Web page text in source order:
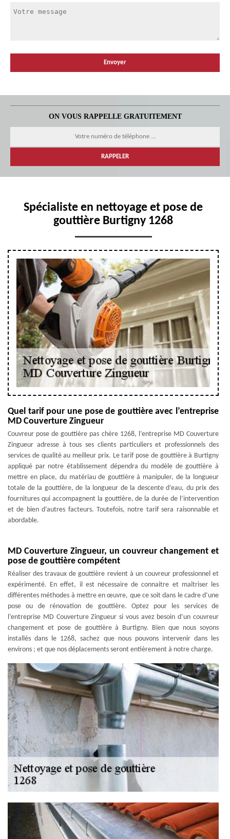
ON VOUS RAPPELLE GRATUITEMENT
Spécialiste en nettoyage et pose de
gouttière Burtigny 1268
Quel tarif pour une pose de gouttière avec l’entreprise
MD Couverture Zingueur
Couvreur pose de gouttière pas chère 1268, l’entreprise MD Couverture
Zingueur adresse à tous ses clients particuliers et professionnels des
services de qualité au meilleur prix. Le tarif pose de gouttière à Burtigny
appliqué par notre établissement dépendra du modèle de gouttière à
mettre en place, du matériau de gouttière à manipuler, de la longueur
totale de la gouttière, de la longueur de la descente d’eau, du prix des
fournitures qui accompagnent la gouttière, de la durée de l’intervention
et de bien d’autres facteurs. Toutefois, notre tarif sera raisonnable et
abordable.
MD Couverture Zingueur, un couvreur changement et
pose de gouttière compétent
Réaliser des travaux de gouttière revient à un couvreur professionnel et
expérimenté. En effet, il est nécessaire de connaitre et maîtriser les
différentes méthodes à mettre en œuvre, que ce soit dans le cadre d’une
pose ou de rénovation de gouttière. Optez pour les services de
l’entreprise MD Couverture Zingueur si vous avez besoin d’un couvreur
changement et pose de gouttière à Burtigny. Bien que nous soyons
installés dans le 1268, sachez que nous pouvons intervenir dans les
environs ; et que nos déplacements seront entièrement à notre charge.